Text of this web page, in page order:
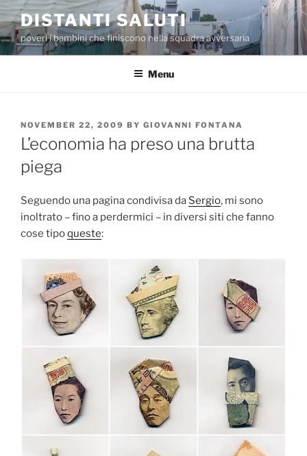
Skip
to
content
DISTANTI SALUTI
poveri i bambini che finiscono nella squadra avversaria
Menu
POSTED
ON
NOVEMBER 22, 2009 BY GIOVANNI FONTANA
L’economia ha preso una brutta
piega
Seguendo una pagina condivisa da Sergio, mi sono
inoltrato – fino a perdermici – in diversi siti che fanno
cose tipoqueste: